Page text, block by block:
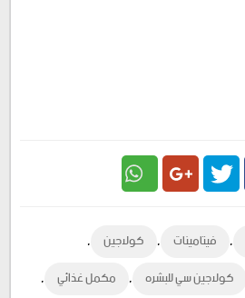
Plus , فيتامينات , كولاجين ,
كولاجين سي للبشره , مكمل غذائي ,